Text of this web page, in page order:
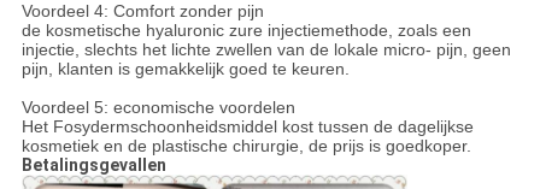
Voordeel 4: Comfort zonder pijn
de kosmetische hyaluronic zure injectiemethode, zoals een
injectie, slechts het lichte zwellen van de lokale micro- pijn, geen
pijn, klanten is gemakkelijk goed te keuren.
Voordeel 5: economische voordelen
Het Fosydermschoonheidsmiddel kost tussen de dagelijkse
kosmetiek en de plastische chirurgie, de prijs is goedkoper.
Betalingsgevallen